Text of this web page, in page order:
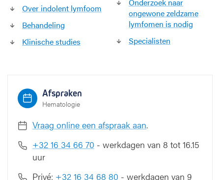
Over indolent lymfoom
Behandeling
Klinische studies
ongewone zeldzame
lymfomen is nodig
Specialisten
Afspraken
Hematologie
Vraag online een afspraak aan.
+32 16 34 66 70 - werkdagen van 8 tot 16.15
uur
Privé: +32 16 34 68 80 - werkdagen van 9